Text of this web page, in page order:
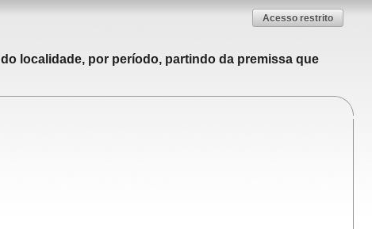
Acesso restrito
localidade, por período, partindo da premissa que